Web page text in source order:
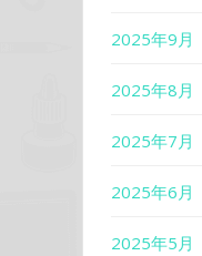
2025年9月
2025年8月
2025年7月
2025年6月
2025年5月